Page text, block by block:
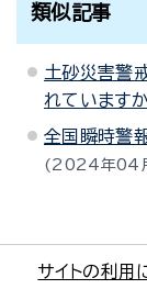
類似記事
土砂災害警
れています
全国瞬時警報
2024年04
サイトの利用